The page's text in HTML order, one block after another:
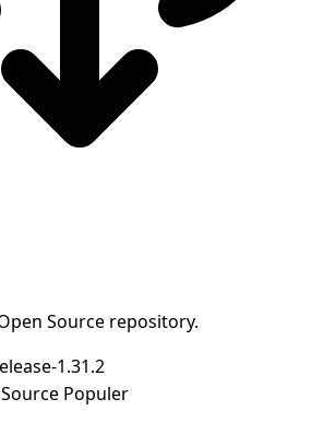
Source repository.
1.31.2
Populer